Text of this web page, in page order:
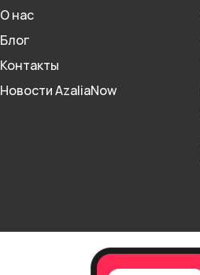
О нас
Блог
Контакты
Новости AzaliaNow